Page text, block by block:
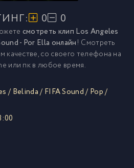
0 0
смотреть клип Los Angeles
- Por Ella онлайн! Смотреть
качестве, со своего телефона на
или пк в любое время.
/ Belinda/ FIFA Sound/ Pop/